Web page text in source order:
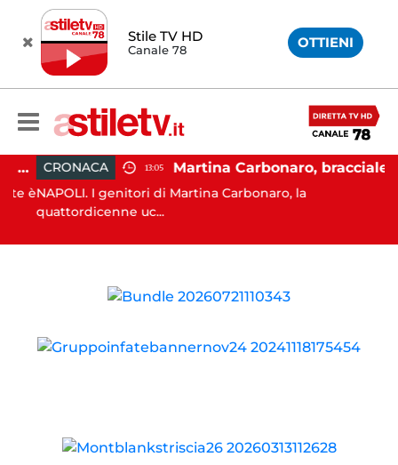
Stile TV HD
Canale 78 OTTIENI
è
CRONACA 13:05 Martina Carbonaro, braccialetto elettronico per i genitori della 14enne uccisa dall'ex
NAPOLI. I genitori di Martina Carbonaro, la
quattordicenne uc...